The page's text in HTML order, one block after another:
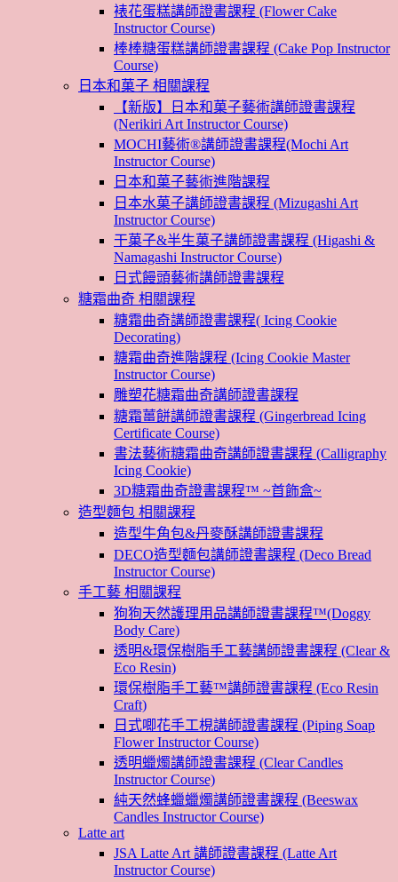
裱花蛋糕講師證書課程 (Flower Cake
Instructor Course)
棒棒糖蛋糕講師證書課程 (Cake Pop Instructor
Course)
日本和菓子 相關課程
【新版】日本和菓子藝術講師證書課程
(Nerikiri Art Instructor Course)
MOCHI藝術®講師證書課程(Mochi Art
Instructor Course)
日本和菓子藝術進階課程
日本水菓子講師證書課程 (Mizugashi Art
Instructor Course)
干菓子&半生菓子講師證書課程 (Higashi &
Namagashi Instructor Course)
日式饅頭藝術講師證書課程
糖霜曲奇 相關課程
糖霜曲奇講師證書課程( Icing Cookie
Decorating)
糖霜曲奇進階課程 (Icing Cookie Master
Instructor Course)
雕塑花糖霜曲奇講師證書課程
糖霜薑餅講師證書課程 (Gingerbread Icing
Certificate Course)
書法藝術糖霜曲奇講師證書課程 (Calligraphy
Icing Cookie)
3D糖霜曲奇證書課程™ ~首飾盒~
造型麵包 相關課程
造型牛角包&丹麥酥講師證書課程
DECO造型麵包講師證書課程 (Deco Bread
Instructor Course)
手工藝 相關課程
狗狗天然護理用品講師證書課程™(Doggy
Body Care)
透明&環保樹脂手工藝講師證書課程 (Clear &
Eco Resin)
環保樹脂手工藝™講師證書課程 (Eco Resin
Craft)
日式唧花手工梘講師證書課程 (Piping Soap
Flower Instructor Course)
透明蠟燭講師證書課程 (Clear Candles
Instructor Course)
純天然蜂蠟蠟燭講師證書課程 (Beeswax
Candles Instructor Course)
Latte art
JSA Latte Art 講師證書課程 (Latte Art
Instructor Course)